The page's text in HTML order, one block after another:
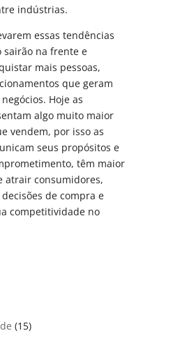
indústrias.
essas tendências
sairão na frente e
mais pessoas,
que geram
Hoje as
algo muito maior
vendem, por isso as
seus propósitos e
têm maior
atrair consumidores,
de compra e
competitividade no
(15)